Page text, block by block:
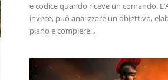
e codice quando riceve un comando.
invece, può analizzare un obiettivo,
piano e compiere...